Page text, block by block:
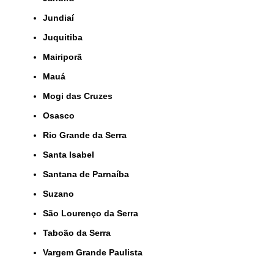
Jundiaí
Juquitiba
Mairiporã
Mauá
Mogi das Cruzes
Osasco
Rio Grande da Serra
Santa Isabel
Santana de Parnaíba
Suzano
São Lourenço da Serra
Taboão da Serra
Vargem Grande Paulista